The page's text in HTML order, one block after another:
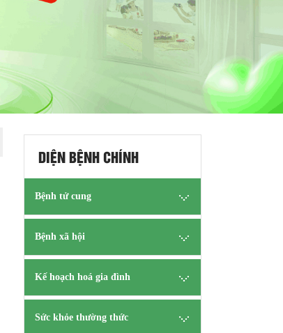
DIỆN BỆNH CHÍNH
Bệnh tử cung
Bệnh xã hội
Kế hoạch hoá gia đình
Sức khỏe thường thức